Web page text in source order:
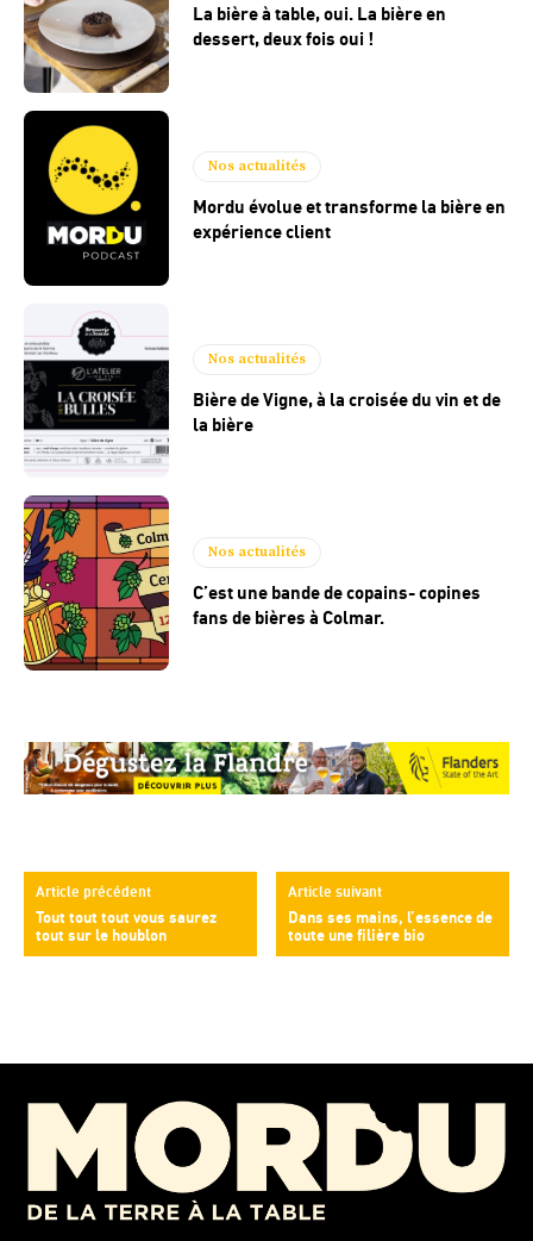
La bière à table, oui. La bière en
dessert, deux fois oui !
Nos actualités
Mordu évolue et transforme la bière en
expérience client
Nos actualités
Bière de Vigne, à la croisée du vin et de
la bière
Nos actualités
C’est une bande de copains- copines
fans de bières à Colmar.
Article précédent
Tout tout tout vous saurez
tout sur le houblon
Article suivant
Dans ses mains, l’essence de
toute une filière bio